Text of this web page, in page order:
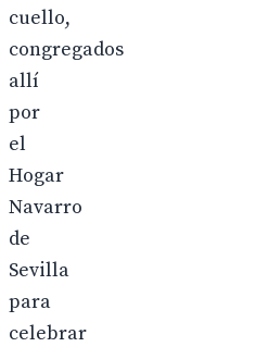
cuello,
congregados
allí
por
el
Hogar
Navarro
de
Sevilla
para
celebrar